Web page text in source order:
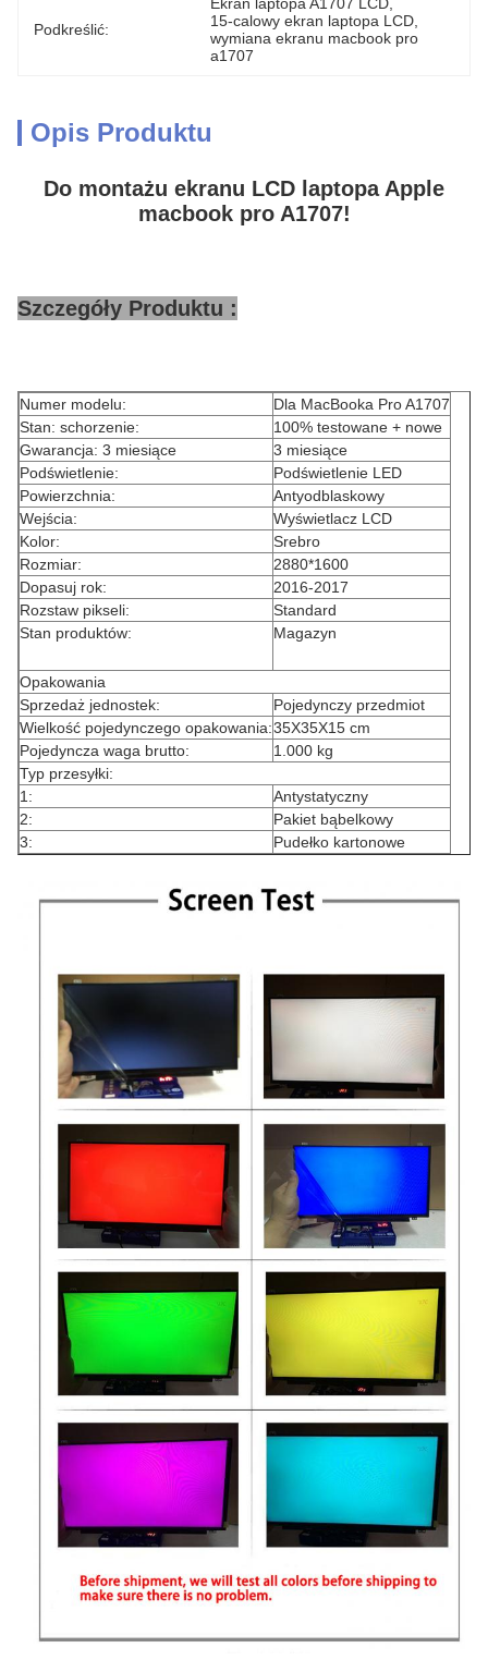
Podkreślić:
15-calowy ekran laptopa LCD
wymiana ekranu macbook pro
a1707
Opis Produktu
Do montażu ekranu LCD laptopa Apple
macbook pro A1707!
Szczegóły Produktu :
Numer modelu:
Dla MacBooka Pro A1707
Stan: schorzenie:
100% testowane + nowe
Gwarancja: 3 miesiące
3 miesiące
Podświetlenie:
Podświetlenie LED
Powierzchnia:
Antyodblaskowy
Wejścia:
Wyświetlacz LCD
Kolor:
Srebro
Rozmiar:
2880*1600
Dopasuj rok:
2016-2017
Rozstaw pikseli:
Standard
Stan produktów:
Magazyn
Opakowania
Sprzedaż jednostek:
Pojedynczy przedmiot
Wielkość pojedynczego opakowania:35X35X15 cm
Pojedyncza waga brutto:
1.000 kg
Typ przesyłki:
1:
Antystatyczny
2:
Pakiet bąbelkowy
3:
Pudełko kartonowe